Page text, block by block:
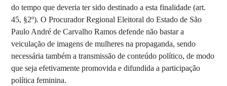
do tempo que deveria ter sido destinado a esta finalidade (art.
45, §2º). O Procurador Regional Eleitoral do Estado de São
Paulo André de Carvalho Ramos defende não bastar a
veiculação de imagens de mulheres na propaganda, sendo
necessária também a transmissão de conteúdo político, de modo
que seja efetivamente promovida e difundida a participação
política feminina.